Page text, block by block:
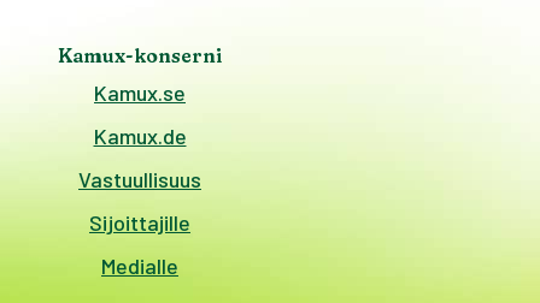
Kamux-konserni
Kamux.se
Kamux.de
Vastuullisuus
Sijoittajille
Medialle